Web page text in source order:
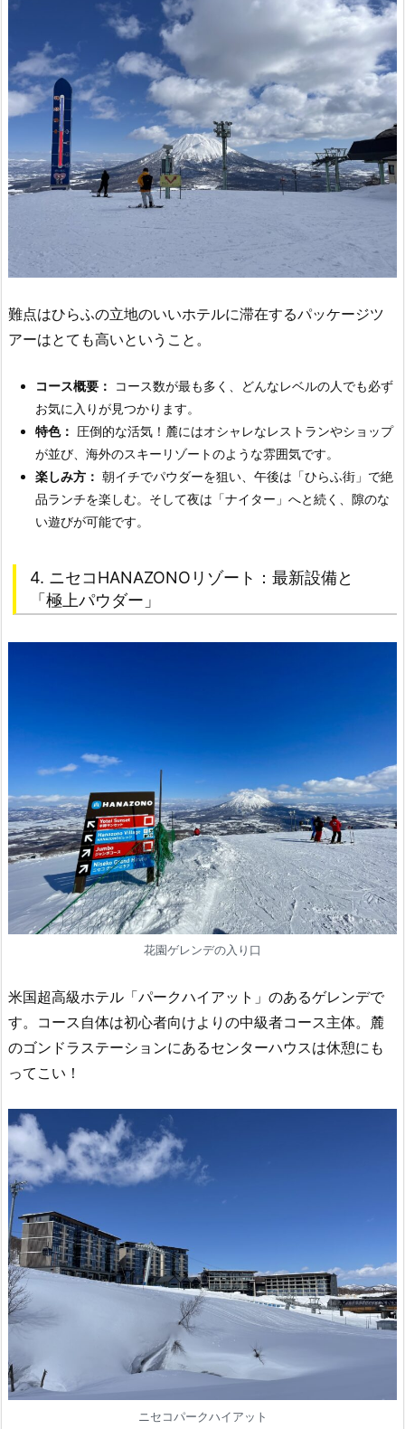
難点はひらふの立地のいいホテルに滞在するパッケージツ
アーはとても高いということ。
コース概要：
コース数が最も多く、どんなレベルの人でも必ず
お気に入りが見つかります。
特色： 圧倒的な活気！麓にはオシャレなレストランやショップ
が並び、海外のスキーリゾートのような雰囲気です。
楽しみ方： 朝イチでパウダーを狙い、午後は「ひらふ街」で絶
品ランチを楽しむ。そして夜は「ナイター」へと続く、隙のな
い遊びが可能です。
4. ニセコHANAZONOリゾート：最新設備と
「極上パウダー」
花園ゲレンデの入り口
米国超高級ホテル「パークハイアット」のあるゲレンデで
す。コース自体は初心者向けよりの中級者コース主体。麓
のゴンドラステーションにあるセンターハウスは休憩にも
ってこい！
ニセコパークハイアット